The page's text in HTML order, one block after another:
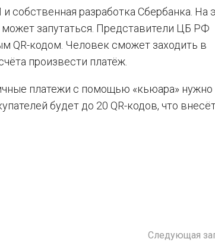
разработка Сбербанка. На
может запутаться. Представители ЦБ РФ
QR-кодом. Человек сможет заходить в
произвести платёж.
платежи с помощью «кьюара» нужно
будет до 20 QR-кодов, что
Следующая